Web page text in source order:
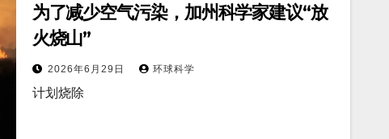
为了减少空气污染，加州科学家建议“放
火烧山”
2026年6月29日 环球科学
计划烧除